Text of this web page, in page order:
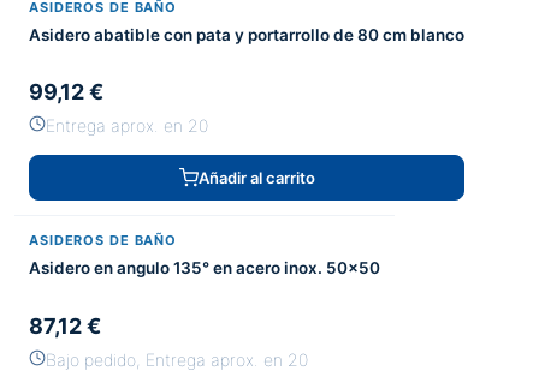
ASIDEROS DE BAÑO
Asidero abatible con pata y portarrollo de 80 cm blanco
99,12 €
Entrega aprox. en 20
Añadir al carrito
ASIDEROS DE BAÑO
Asidero en angulo 135° en acero inox. 50x50
87,12 €
Bajo pedido, Entrega aprox. en 20